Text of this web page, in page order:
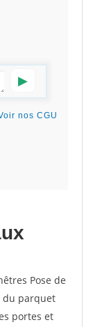
Pose de
du parquet
portes et